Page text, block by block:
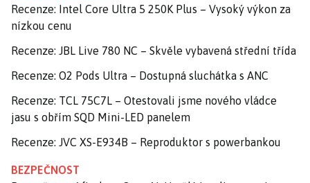
Recenze: Intel Core Ultra 5 250K Plus – Vysoký výkon za
nízkou cenu
Recenze: JBL Live 780 NC – Skvěle vybavená střední třída
Recenze: O2 Pods Ultra – Dostupná sluchátka s ANC
Recenze: TCL 75C7L – Otestovali jsme nového vládce
jasu s obřím SQD Mini-LED panelem
Recenze: JVC XS-E934B – Reproduktor s powerbankou
BEZPEČNOST